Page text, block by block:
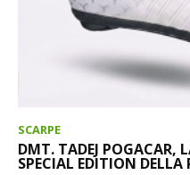
SCARPE
DMT. TADEJ POGACAR,
SPECIAL EDITION DELLA